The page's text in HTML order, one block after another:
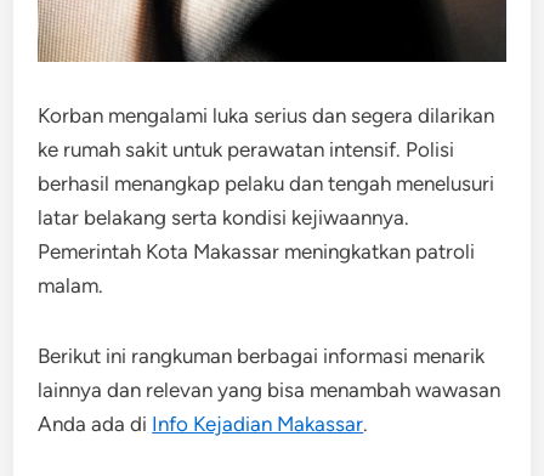
Korban mengalami luka serius dan segera dilarikan
ke rumah sakit untuk perawatan intensif. Polisi
berhasil menangkap pelaku dan tengah menelusuri
latar belakang serta kondisi kejiwaannya.
Pemerintah Kota Makassar meningkatkan patroli
malam.
Berikut ini rangkuman berbagai informasi menarik
lainnya dan relevan yang bisa menambah wawasan
Anda ada di Info Kejadian Makassar.